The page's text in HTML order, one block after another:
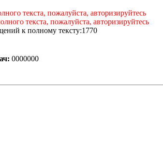
текста, пожалуйста, авторизируйтесь
текста, пожалуйста, авторизируйтесь
к полному тексту:1770
0000000